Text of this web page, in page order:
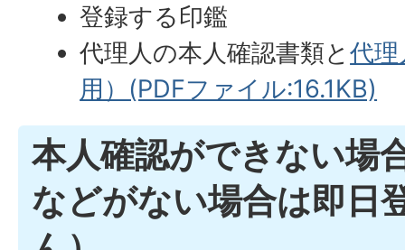
登録する印鑑
代理人の本人確認書類と代
用）(PDFファイル:16.1KB)
本人確認ができない場
などがない場合は即日